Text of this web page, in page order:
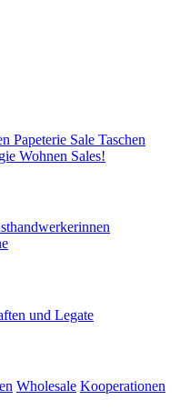
Papeterie Sale Taschen
Wohnen Sales!
und Legate
Wholesale Kooperationen